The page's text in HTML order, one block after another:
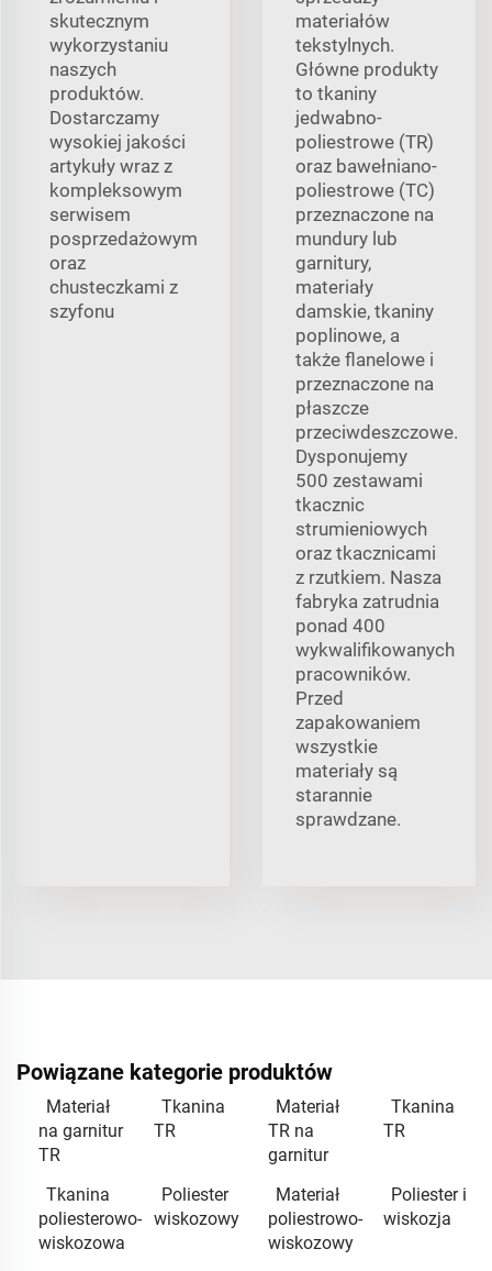
skutecznym
wykorzystaniu
naszych
produktów.
Dostarczamy
wysokiej jakości
artykuły wraz z
kompleksowym
serwisem
posprzedażowym
oraz
chusteczkami z
szyfonu
materiałów
tekstylnych.
Główne produkty
to tkaniny
jedwabno-
poliestrowe (TR)
oraz bawełniano-
poliestrowe (TC)
przeznaczone na
mundury lub
garnitury,
materiały
damskie, tkaniny
poplinowe, a
także flanelowe i
przeznaczone na
płaszcze
przeciwdeszczowe.
Dysponujemy
500 zestawami
tkacznic
strumieniowych
oraz tkacznicami
z rzutkiem. Nasza
fabryka zatrudnia
ponad 400
wykwalifikowanych
pracowników.
Przed
zapakowaniem
wszystkie
materiały są
starannie
sprawdzane.
Powiązane kategorie produktów
Materiał
na garnitur
TR
Tkanina
TR
Materiał
TR na
garnitur
Tkanina
TR
Tkanina
poliesterowo-
wiskozowa
Poliester
wiskozowy
Materiał
poliestrowo-
wiskozowy
Poliester i
wiskozja